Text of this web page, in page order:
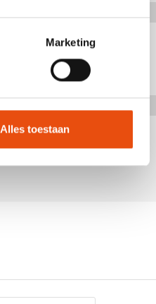
Marketing
Alles toestaan